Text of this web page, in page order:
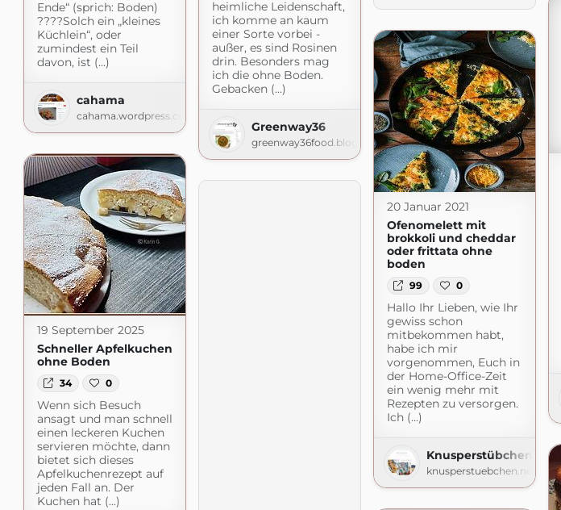
Ende“ (sprich: Boden)
????Solch ein „kleines
Küchlein“, oder
zumindest ein Teil
davon, ist (...)
cahama
cahama.wordpress.com
heimliche Leidenschaft,
ich komme an kaum
einer Sorte vorbei -
außer, es sind Rosinen
drin. Besonders mag
ich die ohne Boden.
Gebacken (...)
Greenway36
greenway36food.blogspot.com
20 Januar 2021
Ofenomelett mit
brokkoli und cheddar
oder frittata ohne
boden
99 0
Hallo Ihr Lieben, wie Ihr
gewiss schon
mitbekommen habt,
habe ich mir
vorgenommen, Euch in
der Home-Office-Zeit
ein wenig mehr mit
Rezepten zu versorgen.
Ich (...)
Knusperstübchen
knusperstuebchen.net
19 September 2025
Schneller Apfelkuchen
ohne Boden
34 0
Wenn sich Besuch
ansagt und man schnell
einen leckeren Kuchen
servieren möchte, dann
bietet sich dieses
Apfelkuchenrezept auf
jeden Fall an. Der
Kuchen hat (...)